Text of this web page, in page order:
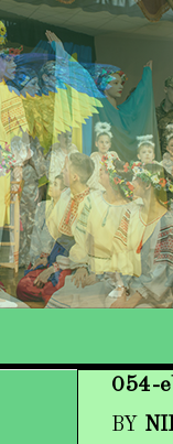
054-
BY